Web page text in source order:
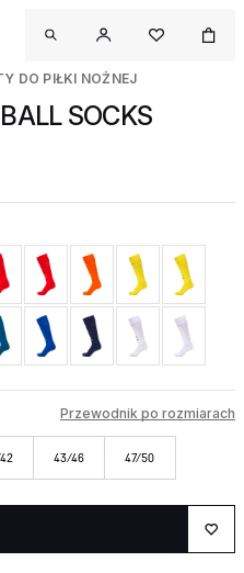
DO PIŁKI NOŻNEJ
SOCKS
Przewodnik po rozmiarach
43/46 47/50